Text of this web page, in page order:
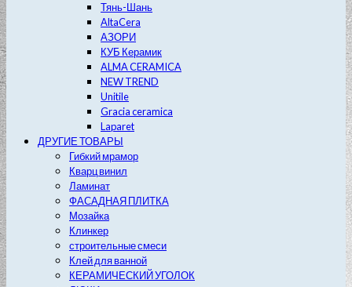
Тянь-Шань
AltaCera
АЗОРИ
КУБ Керамик
ALMA CERAMICA
NEW TREND
Unitile
Gracia ceramica
Laparet
ДРУГИЕ ТОВАРЫ
Гибкий мрамор
Кварц винил
Ламинат
ФАСАДНАЯ ПЛИТКА
Мозайка
Клинкер
строительные смеси
Клей для ванной
КЕРАМИЧЕСКИЙ УГОЛОК